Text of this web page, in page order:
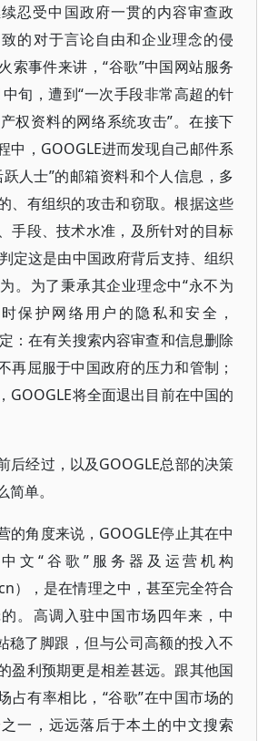
忍受中国政府一贯的内容审查政
的对于言论自由和企业理念的侵
索事件来讲，“谷歌”中国网站服务
旬，遭到“一次手段非常高超的针
权资料的网络系统攻击”。在接下
中，GOOGLE进而发现自己邮件系
人士”的邮箱资料和个人信息，多
、有组织的攻击和窃取。根据这些
手段、技术水准，及所针对的目标
定这是由中国政府背后支持、组织
。为了秉承其企业理念中“永不为
保护网络用户的隐私和安全，
：在有关搜索内容审查和信息删除
再屈服于中国政府的压力和管制；
GOOGLE将全面退出目前在中国的
后经过，以及GOOGLE总部的决策
单。
的角度来说，GOOGLE停止其在中
文“谷歌”服务器及运营机构
），是在情理之中，甚至完全符合
。高调入驻中国市场四年来，中
稳了脚跟，但与公司高额的投入不
盈利预期更是相差甚远。跟其他国
占有率相比，“谷歌”在中国市场的
一，远远落后于本土的中文搜索